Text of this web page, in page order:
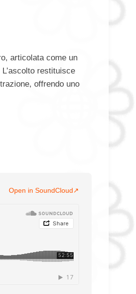
articolata come un
restituisce
offrendo uno
Open in SoundCloud ↗